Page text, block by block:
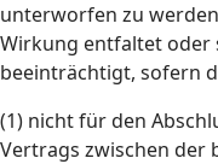
unterworfen zu
Wirkung entfaltet oder
beeinträchtigt, sofern
(1) nicht für den
Vertrags zwischen der